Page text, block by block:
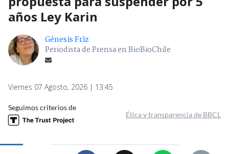
años Ley Karin
Génesis Friz
Periodista de Prensa en BioBioChile
Viernes 07 Agosto, 2026 | 13:45
Seguimos criterios de
Ética y transparencia de BBCL